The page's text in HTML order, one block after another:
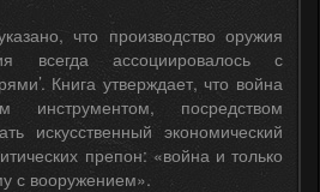
что производство оружия
всегда ассоциировалось с
Книга утверждает, что война
инструментом, посредством
искусственный экономический
препон: «война и только
с вооружением».